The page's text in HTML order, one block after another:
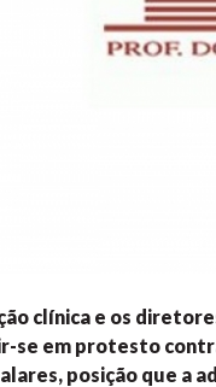
clínica e os
se em protesto
posição que a